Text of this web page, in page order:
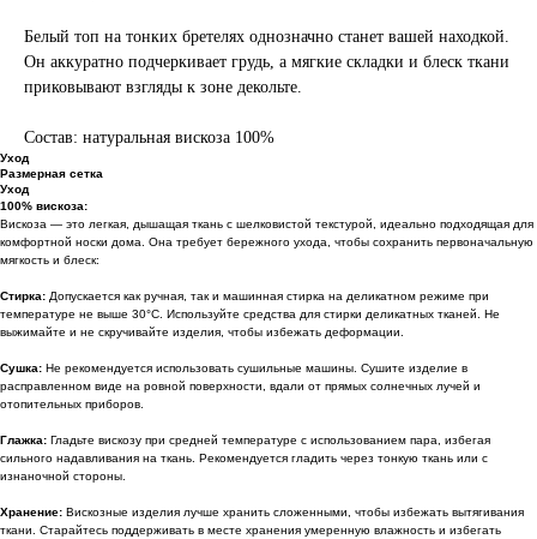
Белый топ на тонких бретелях однозначно станет вашей находкой.
Он аккуратно подчеркивает грудь, а мягкие складки и блеск ткани
приковывают взгляды к зоне декольте.
Состав: натуральная вискоза 100%
Уход
Размерная сетка
Уход
100% вискоза:
Вискоза — это легкая, дышащая ткань с шелковистой текстурой, идеально подходящая для
комфортной носки дома. Она требует бережного ухода, чтобы сохранить первоначальную
мягкость и блеск:
Стирка: Допускается как ручная, так и машинная стирка на деликатном режиме при
температуре не выше 30°C. Используйте средства для стирки деликатных тканей. Не
выжимайте и не скручивайте изделия, чтобы избежать деформации.
Сушка: Не рекомендуется использовать сушильные машины. Сушите изделие в
расправленном виде на ровной поверхности, вдали от прямых солнечных лучей и
отопительных приборов.
Глажка: Гладьте вискозу при средней температуре с использованием пара, избегая
сильного надавливания на ткань. Рекомендуется гладить через тонкую ткань или с
изнаночной стороны.
Хранение: Вискозные изделия лучше хранить сложенными, чтобы избежать вытягивания
ткани. Старайтесь поддерживать в месте хранения умеренную влажность и избегать